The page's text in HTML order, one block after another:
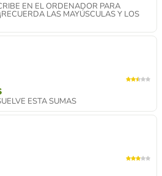
EN EL ORDENADOR PARA
LAS MAYÚSCULAS Y LOS
ESTA SUMAS